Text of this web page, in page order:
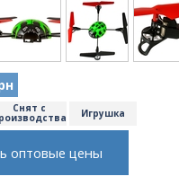
Снят с Игрушка
оптовые цены